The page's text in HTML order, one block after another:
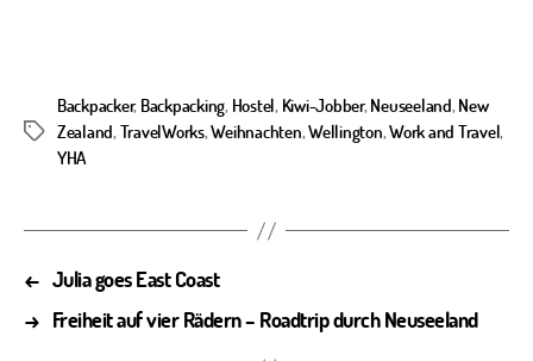
Schlagwörter
Backpacker, Backpacking, Hostel, Kiwi-Jobber, Neuseeland, New
Zealand, TravelWorks,Weihnachten,Wellington,Work and Travel,
YHA
← Julia goes East Coast
→ Freiheit auf vier Rädern – Roadtrip durch Neuseeland